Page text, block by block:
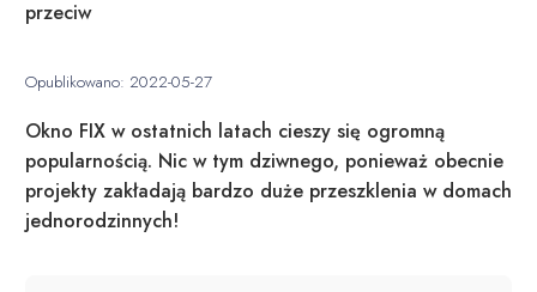
przeciw
Opublikowano: 2022-05-27
Okno FIX w ostatnich latach cieszy się ogromną
popularnością. Nic w tym dziwnego, ponieważ obecnie
projekty zakładają bardzo duże przeszklenia w domach
jednorodzinnych!